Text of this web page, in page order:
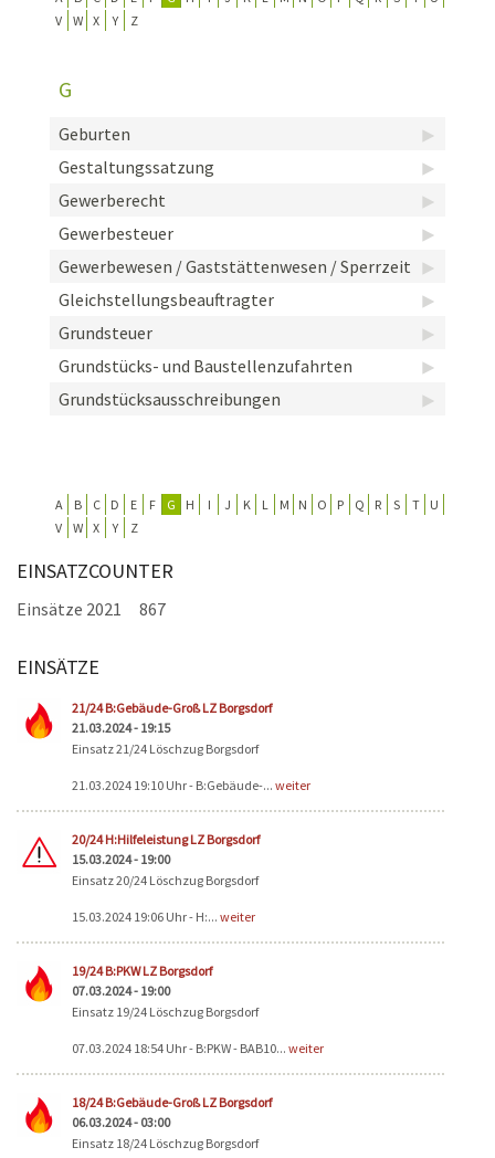
V
W X Y Z
G
Geburten
Gestaltungssatzung
Gewerberecht
Gewerbesteuer
Gewerbewesen / Gaststättenwesen / Sperrzeit
Gleichstellungsbeauftragter
Grundsteuer
Grundstücks- und Baustellenzufahrten
Grundstücksausschreibungen
A B C D E F G H I J K L M N O P Q R S T
U
V
W X Y Z
EINSATZCOUNTER
Einsätze 2021 867
EINSÄTZE
21/24 B:Gebäude-Groß LZ Borgsdorf
21.03.2024 - 19:15
Einsatz 21/24 Löschzug Borgsdorf
21.03.2024 19:10 Uhr - B:Gebäude-... weiter
20/24 H:Hilfeleistung LZ Borgsdorf
15.03.2024 - 19:00
Einsatz 20/24 Löschzug Borgsdorf
15.03.2024 19:06 Uhr - H:... weiter
19/24 B:PKW LZ Borgsdorf
07.03.2024 - 19:00
Einsatz 19/24 Löschzug Borgsdorf
07.03.2024 18:54 Uhr - B:PKW - BAB10... weiter
18/24 B:Gebäude-Groß LZ Borgsdorf
06.03.2024 - 03:00
Einsatz 18/24 Löschzug Borgsdorf
Seiten